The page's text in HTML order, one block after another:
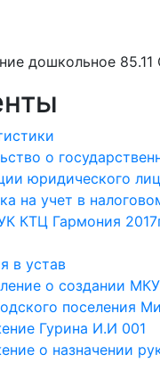
дошкольное 85.11
о
юридического
на учет в
КТЦ Гармония
в устав
о создании МКУ
поселения
Гурина И.И 001
о назначении